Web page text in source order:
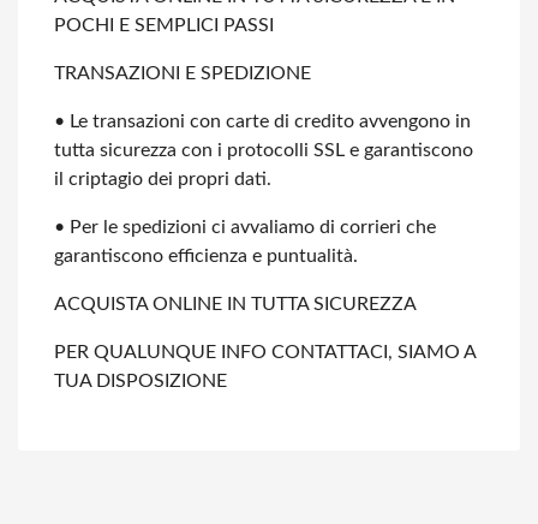
POCHI E SEMPLICI PASSI
TRANSAZIONI E SPEDIZIONE
• Le transazioni con carte di credito avvengono in
tutta sicurezza con i protocolli SSL e garantiscono
il criptagio dei propri dati.
• Per le spedizioni ci avvaliamo di corrieri che
garantiscono efficienza e puntualità.
ACQUISTA ONLINE IN TUTTA SICUREZZA
PER QUALUNQUE INFO CONTATTACI, SIAMO A
TUA DISPOSIZIONE